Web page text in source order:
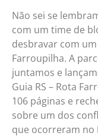
Não sei se
com um time de
desbravar com
Farroupilha. A
juntamos e
Guia RS – Rota
106 páginas e
sobre um dos
que ocorreram no